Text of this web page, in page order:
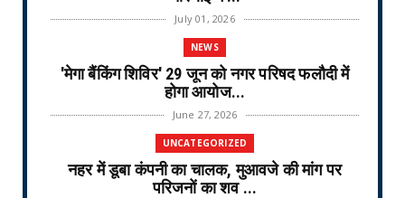
July 01, 2026
NEWS
'मेगा बैंकिंग शिविर' 29 जून को नगर परिषद फलौदी में
होगा आयोज...
June 27, 2026
UNCATEGORIZED
नहर में डूबा कंपनी का चालक, मुआवजे की मांग पर
परिजनों का शव ...